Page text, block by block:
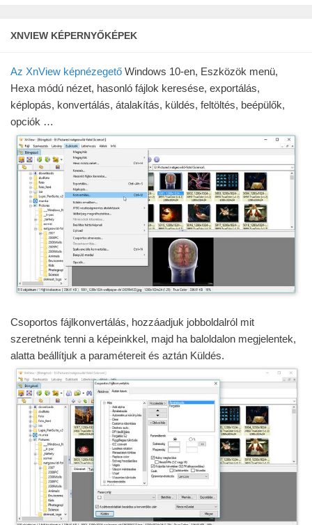
XNVIEW KÉPERNYŐKÉPEK
Az XnView képnézegető Windows 10-en, Eszközök menü,
Hexa módú nézet, hasonló fájlok keresése, exportálás,
képlopás, konvertálás, átalakítás, küldés, feltöltés, beépülők,
opciók …
Csoportos fájlkonvertálás, hozzáadjuk jobboldalról mit
szeretnénk tenni a képeinkkel, majd ha baloldalon megjelentek,
alatta beállítjuk a paramétereit és aztán Küldés.